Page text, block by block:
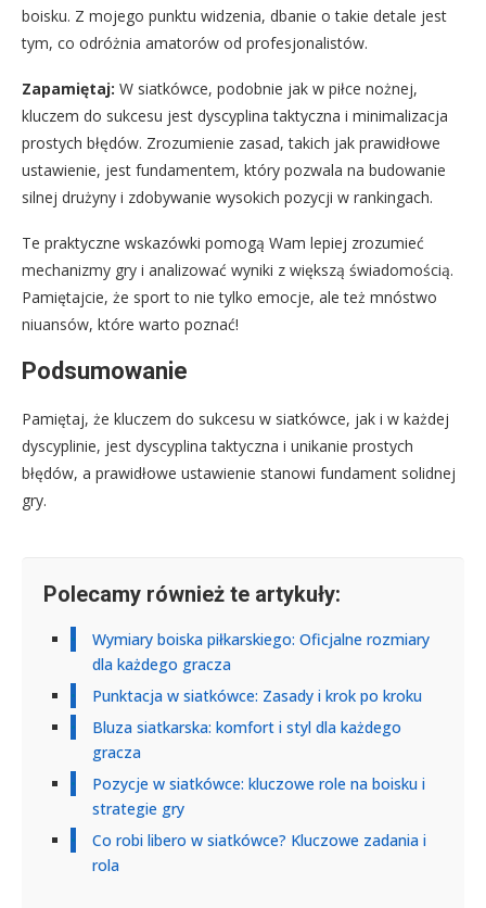
boisku. Z mojego punktu widzenia, dbanie o takie detale jest
tym, co odróżnia amatorów od profesjonalistów.
Zapamiętaj: W siatkówce, podobnie jak w piłce nożnej,
kluczem do sukcesu jest dyscyplina taktyczna i minimalizacja
prostych błędów. Zrozumienie zasad, takich jak prawidłowe
ustawienie, jest fundamentem, który pozwala na budowanie
silnej drużyny i zdobywanie wysokich pozycji w rankingach.
Te praktyczne wskazówki pomogą Wam lepiej zrozumieć
mechanizmy gry i analizować wyniki z większą świadomością.
Pamiętajcie, że sport to nie tylko emocje, ale też mnóstwo
niuansów, które warto poznać!
Podsumowanie
Pamiętaj, że kluczem do sukcesu w siatkówce, jak i w każdej
dyscyplinie, jest dyscyplina taktyczna i unikanie prostych
błędów, a prawidłowe ustawienie stanowi fundament solidnej
gry.
Polecamy również te artykuły:
Wymiary boiska piłkarskiego: Oficjalne rozmiary
dla każdego gracza
Punktacja w siatkówce: Zasady i krok po kroku
Bluza siatkarska: komfort i styl dla każdego
gracza
Pozycje w siatkówce: kluczowe role na boisku i
strategie gry
Co robi libero w siatkówce? Kluczowe zadania i
rola